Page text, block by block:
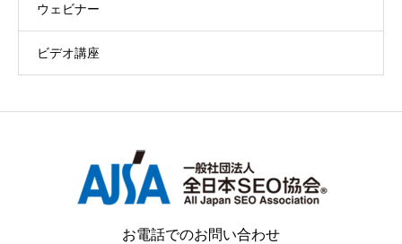
ウェビナー
ビデオ講座
お電話でのお問い合わせ